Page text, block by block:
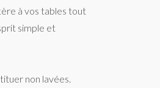
à vos tables tout
simple et
non lavées.